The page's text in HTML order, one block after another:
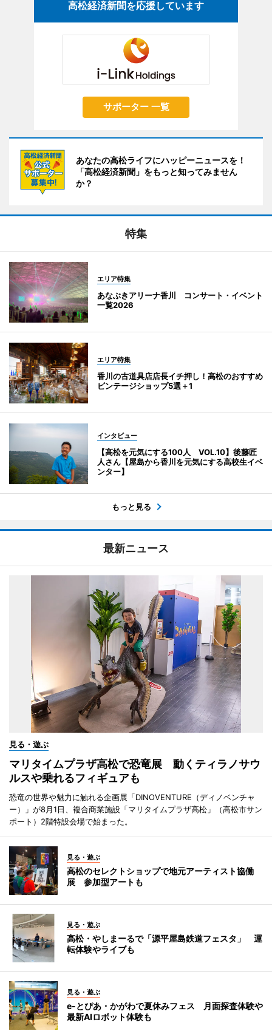
高松経済新聞を応援しています
サポーター 一覧
あなたの高松ライフにハッピーニュースを！
「高松経済新聞」をもっと知ってみません
か？
特集
エリア特集
あなぶきアリーナ香川 コンサート・イベント
一覧2026
エリア特集
香川の古道具店店長イチ押し！高松のおすすめ
ビンテージショップ5選＋1
インタビュー
【高松を元気にする100人 VOL.10】後藤匠
人さん【屋島から香川を元気にする高校生イベ
ンター】
もっと見る
最新ニュース
見る・遊ぶ
マリタイムプラザ高松で恐竜展 動くティラノサウ
ルスや乗れるフィギュアも
恐竜の世界や魅力に触れる企画展「DINOVENTURE（ディノベンチャ
ー）」が8月1日、複合商業施設「マリタイムプラザ高松」（高松市サン
ポート）2階特設会場で始まった。
見る・遊ぶ
高松のセレクトショップで地元アーティスト協働
展 参加型アートも
見る・遊ぶ
高松・やしまーるで「源平屋島鉄道フェスタ」 運
転体験やライブも
見る・遊ぶ
e-とぴあ・かがわで夏休みフェス 月面探査体験や
最新AIロボット体験も